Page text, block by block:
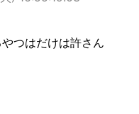
つはだけは許さん